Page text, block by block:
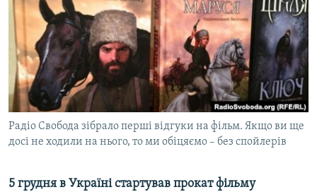
ВІДЕОУРОКИ «ELIFBE»
СВІДЧЕННЯ ОКУПАЦІЇ
УКРАЇНСЬКА ПРОБЛЕМА КРИМУ
ІНФОГРАФІКА
Русский
Qırımtatar
ДОЛУЧАЙСЯ!
Усі сайти RFE/RL
Радіо Свобода зібрало перші відгуки на фільм. Якщо ви ще
досі не ходили на нього, то ми обіцяємо – без спойлерів
5 грудня в Україні стартував прокат фільму